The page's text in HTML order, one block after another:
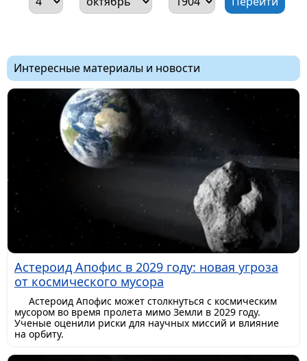
Интересные материалы и новости
Астероид Апофис в 2029 году: новая угроза
от космического мусора
Астероид Апофис может столкнуться с космическим
мусором во время пролета мимо Земли в 2029 году.
Ученые оценили риски для научных миссий и влияние
на орбиту.